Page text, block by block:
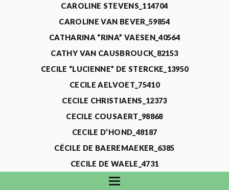
CAROLINE STEVENS_114704
CAROLINE VAN BEVER_59854
CATHARINA “RINA” VAESEN_40564
CATHY VAN CAUSBROUCK_82153
CECILE “LUCIENNE” DE STERCKE_13950
CECILE AELVOET_75410
CECILE CHRISTIAENS_12373
CECILE COUSAERT_98868
CECILE D’HOND_48187
CÉCILE DE BAEREMAEKER_6385
CECILE DE WAELE_4731
CECILE DEVOS_115318